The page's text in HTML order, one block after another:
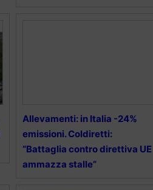
Allevamenti: in Italia -24%
emissioni. Coldiretti:
“Battaglia contro direttiva UE
ammazza stalle”